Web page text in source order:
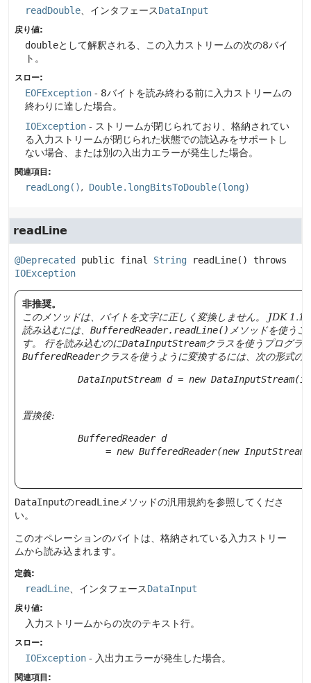
readDouble 、インタフェースDataInput
戻り値:
doubleとして解釈される、この入力ストリームの次の8バイ
ト。
スロー:
EOFException - 8バイトを読み終わる前に入力ストリームの
終わりに達した場合。
IOException - ストリームが閉じられており、格納されてい
る入力ストリームが閉じられた状態での読込みをサポートし
ない場合、または別の入出力エラーが発生した場合。
関連項目:
readLong() Double.longBitsToDouble(long)
readLine
@Deprecated public final String readLine() throws
IOException
非推奨。
このメソッドは、バイトを文字に正しく変換しません。
JDK 1.1
読み込むには、 BufferedReader.readLine() メソッドを使う
す。
行を読み込むのにDataInputStreamクラスを使うプログラ
BufferedReaderクラスを使うように変換するには、次の形式の
DataInputStream d = new
置換後:
     BufferedReader d
= new BufferedReader(new
DataInputのreadLine メソッドの汎用規約を参照してくださ
い。
このオペレーションのバイトは、格納されている入力ストリー
ムから読み込まれます。
定義:
readLine 、インタフェースDataInput
戻り値:
入力ストリームからの次のテキスト行。
スロー:
IOException - 入出力エラーが発生した場合。
関連項目: